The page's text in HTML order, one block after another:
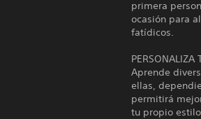
primera
ocasión para
fatídicos.
PERSONALIZA
Aprende
ellas,
permitirá
tu propio